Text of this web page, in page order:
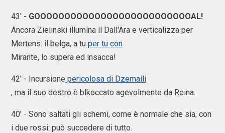
43' - GOOOOOOOOOOOOOOOOOOOOOOOOOOAL!
Ancora Zielinski illumina il Dall'Ara e verticalizza per
Mertens: il belga, a tu per tu con
Mirante, lo supera ed insacca!
42' - Incursione pericolosa di Dzemaili
, ma il suo destro è blkoccato agevolmente da Reina.
40' - Sono saltati gli schemi, come è normale che sia, con
i due rossi: può succedere di tutto.